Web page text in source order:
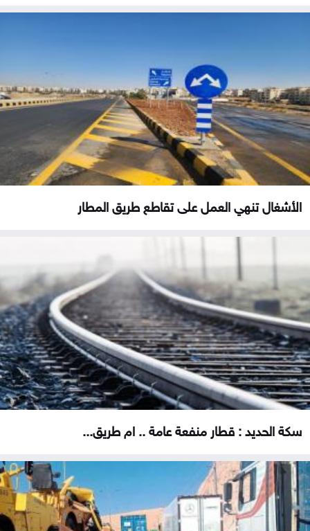
الأشغال تنهي العمل على تقاطع طريق المطار
سكة الحديد : قطار منفعة عامة .. ام طريق...